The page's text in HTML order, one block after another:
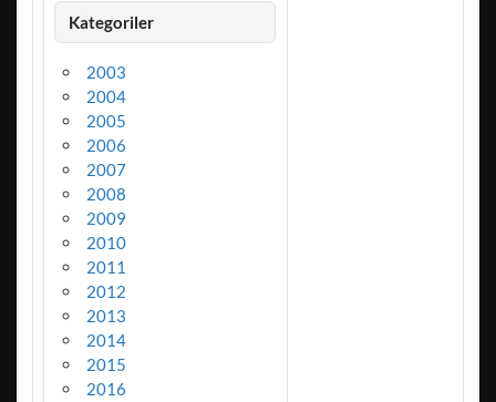
Kategoriler
2003
2004
2005
2006
2007
2008
2009
2010
2011
2012
2013
2014
2015
2016